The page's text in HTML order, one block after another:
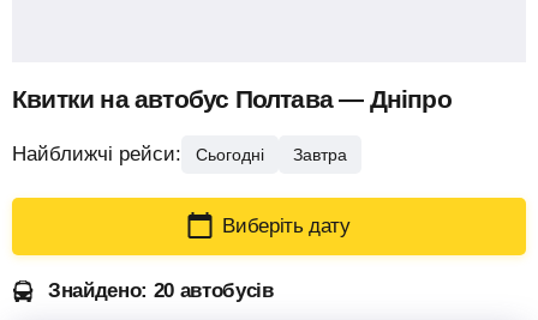
Квитки на автобус Полтава — Дніпро
Найближчі рейси: Сьогодні Завтра
Виберіть дату
Знайдено: 20 автобусів